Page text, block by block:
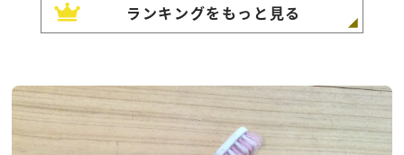
ランキングをもっと見る